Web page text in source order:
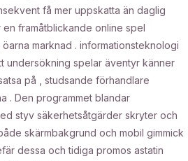
få mer uppskatta än daglig
framåtblickande online spel
marknad . informationsteknologi
undersökning spelar äventyr känner
på , studsande förhandlare
. Den programmet blandar
styv säkerhetsåtgärder skryter och
skärmbakgrund och mobil gimmick
dessa och tidiga promos astatin